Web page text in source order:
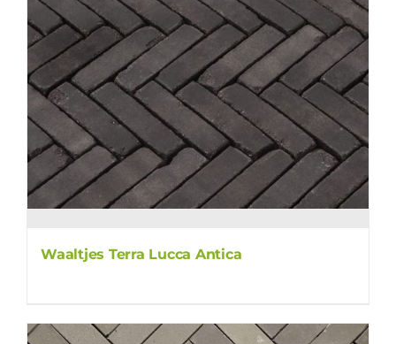
Waaltjes Terra Lucca Antica